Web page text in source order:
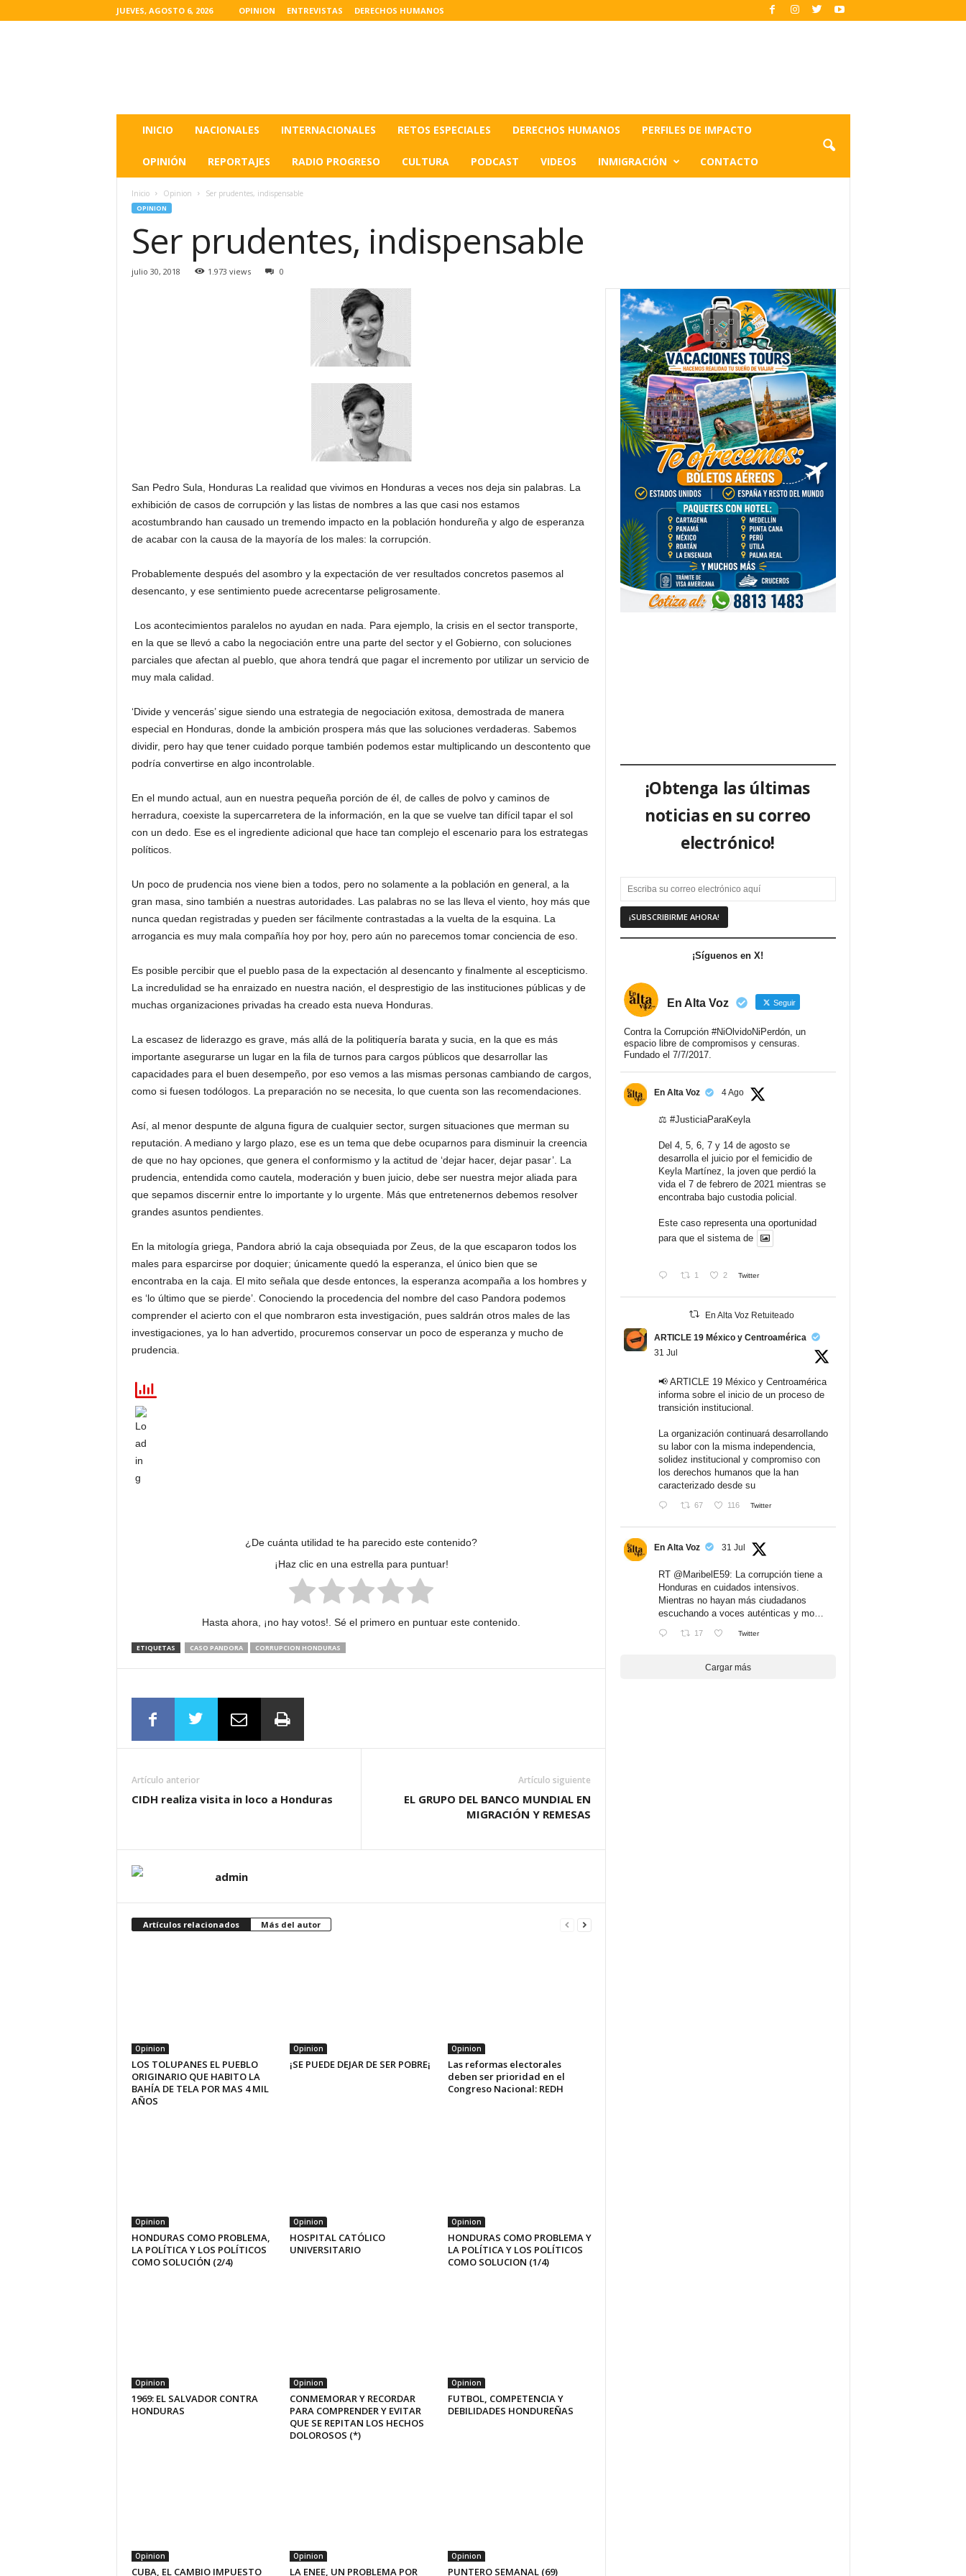
JUEVES, AGOSTO 6, 2026 OPINION ENTREVISTAS DERECHOS HUMANOS
INICIO NACIONALES INTERNACIONALES RETOS ESPECIALES DERECHOS HUMANOS PERFILES DE IMPACTO
OPINIÓN REPORTAJES RADIO PROGRESO CULTURA PODCAST VIDEOS INMIGRACIÓN CONTACTO
Inicio Opinion Ser prudentes, indispensable
OPINION
Ser prudentes, indispensable
julio 30, 2018 1.973 views 0
San Pedro Sula, Honduras La realidad que vivimos en Honduras a veces nos deja sin palabras. La
exhibición de casos de corrupción y las listas de nombres a las que casi nos estamos
acostumbrando han causado un tremendo impacto en la población hondureña y algo de esperanza
de acabar con la causa de la mayoría de los males: la corrupción.
Probablemente después del asombro y la expectación de ver resultados concretos pasemos al
desencanto, y ese sentimiento puede acrecentarse peligrosamente.
Los acontecimientos paralelos no ayudan en nada. Para ejemplo, la crisis en el sector transporte,
en la que se llevó a cabo la negociación entre una parte del sector y el Gobierno, con soluciones
parciales que afectan al pueblo, que ahora tendrá que pagar el incremento por utilizar un servicio de
muy mala calidad.
‘Divide y vencerás’ sigue siendo una estrategia de negociación exitosa, demostrada de manera
especial en Honduras, donde la ambición prospera más que las soluciones verdaderas. Sabemos
dividir, pero hay que tener cuidado porque también podemos estar multiplicando un descontento que
podría convertirse en algo incontrolable.
En el mundo actual, aun en nuestra pequeña porción de él, de calles de polvo y caminos de
herradura, coexiste la supercarretera de la información, en la que se vuelve tan difícil tapar el sol
con un dedo. Ese es el ingrediente adicional que hace tan complejo el escenario para los estrategas
políticos.
Un poco de prudencia nos viene bien a todos, pero no solamente a la población en general, a la
gran masa, sino también a nuestras autoridades. Las palabras no se las lleva el viento, hoy más que
nunca quedan registradas y pueden ser fácilmente contrastadas a la vuelta de la esquina. La
arrogancia es muy mala compañía hoy por hoy, pero aún no parecemos tomar conciencia de eso.
Es posible percibir que el pueblo pasa de la expectación al desencanto y finalmente al escepticismo.
La incredulidad se ha enraizado en nuestra nación, el desprestigio de las instituciones públicas y de
muchas organizaciones privadas ha creado esta nueva Honduras.
La escasez de liderazgo es grave, más allá de la politiquería barata y sucia, en la que es más
importante asegurarse un lugar en la fila de turnos para cargos públicos que desarrollar las
capacidades para el buen desempeño, por eso vemos a las mismas personas cambiando de cargos,
como si fuesen todólogos. La preparación no se necesita, lo que cuenta son las recomendaciones.
Así, al menor despunte de alguna figura de cualquier sector, surgen situaciones que merman su
reputación. A mediano y largo plazo, ese es un tema que debe ocuparnos para disminuir la creencia
de que no hay opciones, que genera el conformismo y la actitud de ‘dejar hacer, dejar pasar’. La
prudencia, entendida como cautela, moderación y buen juicio, debe ser nuestra mejor aliada para
que sepamos discernir entre lo importante y lo urgente. Más que entretenernos debemos resolver
grandes asuntos pendientes.
En la mitología griega, Pandora abrió la caja obsequiada por Zeus, de la que escaparon todos los
males para esparcirse por doquier; únicamente quedó la esperanza, el único bien que se
encontraba en la caja. El mito señala que desde entonces, la esperanza acompaña a los hombres y
es ‘lo último que se pierde’. Conociendo la procedencia del nombre del caso Pandora podemos
comprender el acierto con el que nombraron esta investigación, pues saldrán otros males de las
investigaciones, ya lo han advertido, procuremos conservar un poco de esperanza y mucho de
prudencia.
¿De cuánta utilidad te ha parecido este contenido?
¡Haz clic en una estrella para puntuar!
Hasta ahora, ¡no hay votos!. Sé el primero en puntuar este contenido.
ETIQUETAS CASO PANDORA CORRUPCION HONDURAS
Artículo anterior
CIDH realiza visita in loco a Honduras
Artículo siguiente
EL GRUPO DEL BANCO MUNDIAL EN
MIGRACIÓN Y REMESAS
admin
Artículos relacionados Más del autor
Opinion
LOS TOLUPANES EL PUEBLO
ORIGINARIO QUE HABITO LA
BAHÍA DE TELA POR MAS 4 MIL
AÑOS
Opinion
¡SE PUEDE DEJAR DE SER POBRE¡
Opinion
Las reformas electorales
deben ser prioridad en el
Congreso Nacional: REDH
Opinion
HONDURAS COMO PROBLEMA,
LA POLÍTICA Y LOS POLÍTICOS
COMO SOLUCIÓN (2/4)
Opinion
HOSPITAL CATÓLICO
UNIVERSITARIO
Opinion
HONDURAS COMO PROBLEMA Y
LA POLÍTICA Y LOS POLÍTICOS
COMO SOLUCION (1/4)
Opinion
1969: EL SALVADOR CONTRA
HONDURAS
Opinion
CONMEMORAR Y RECORDAR
PARA COMPRENDER Y EVITAR
QUE SE REPITAN LOS HECHOS
DOLOROSOS (*)
Opinion
FUTBOL, COMPETENCIA Y
DEBILIDADES HONDUREÑAS
Opinion
CUBA, EL CAMBIO IMPUESTO
Opinion
LA ENEE, UN PROBLEMA POR
Opinion
PUNTERO SEMANAL (69)
¡Obtenga las últimas
noticias en su correo
electrónico!
¡Síguenos en X!
En Alta Voz Seguir
Contra la Corrupción #NiOlvidoNiPerdón, un
espacio libre de compromisos y censuras.
Fundado el 7/7/2017.
En Alta Voz 4 Ago
⚖️ #JusticiaParaKeyla
Del 4, 5, 6, 7 y 14 de agosto se
desarrolla el juicio por el femicidio de
Keyla Martínez, la joven que perdió la
vida el 7 de febrero de 2021 mientras se
encontraba bajo custodia policial.
Este caso representa una oportunidad
para que el sistema de
1 2 Twitter
En Alta Voz Retuiteado
ARTICLE 19 México y Centroamérica
31 Jul
📢 ARTICLE 19 México y Centroamérica
informa sobre el inicio de un proceso de
transición institucional.
La organización continuará desarrollando
su labor con la misma independencia,
solidez institucional y compromiso con
los derechos humanos que la han
caracterizado desde su
67 116 Twitter
En Alta Voz 31 Jul
RT @MaribelE59: La corrupción tiene a
Honduras en cuidados intensivos.
Mientras no hayan más ciudadanos
escuchando a voces auténticas y mo…
17 Twitter
Cargar más